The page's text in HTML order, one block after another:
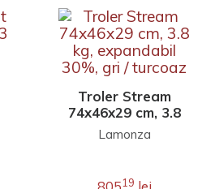
Troler Stream
74x46x29 cm, 3.8
kg, expandabil
Lamonza
19